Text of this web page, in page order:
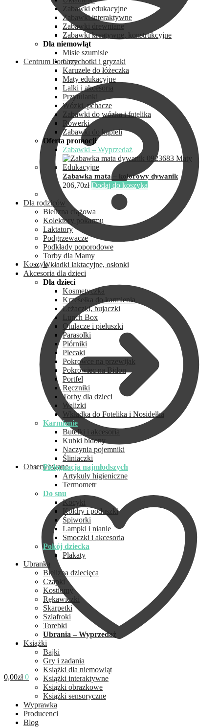
Centrum Pomocy
Koszyk
Obserwowane
0,00zł 0
Zabawki edukacyjne
Zabawki interaktywne
Zabawki drewniane
Zabawki kreatywne, konstrukcyjne
Dla niemowląt
Misie szumisie
Grzechotki i gryzaki
Karuzele do łóżeczka
Maty edukacyjne
Lalki i akcesoria
Przytulanki
Wózki, pchacze
Zabawki do wózka i fotelika
Rowerki
Zabawki do kąpieli
Oferta promocji
Zabawki – Wyprzedaż
Zabawka mata – kolorowy dywanik
206,70zł Dodaj do koszyka
Dla rodziców
Bielizna ciążowa
Kolektory pokarmu
Laktatory
Podgrzewacze
Podkłady poporodowe
Torby dla Mamy
Wkładki laktacyjne, osłonki
Akcesoria dla dzieci
Dla dzieci
Kosmetyczka
Krzesełka do karmienia
Leżaczki, bujaczki
Lunch Box
Otulacze i pieluszki
Parasolki
Piórniki
Plecaki
Pokrowce na przewijak
Pokrowiec na Bidon
Portfel
Ręczniki
Torby dla dzieci
Walizki
Wkładka do Fotelika i Nosidełka
Karmienie
Butelki i akcesoria
Kubki bidony
Naczynia pojemniki
Śliniaczki
Pielęgnacja najmłodszych
Artykuły higieniczne
Termometr
Do snu
Kocyki
Kołdry i poduszki
Śpiworki
Lampki i nianie
Smoczki i akcesoria
Pokój dziecka
Plakaty
Ubranka
Bielizna dziecięca
Czapki
Kostiumy
Rękawiczki
Skarpetki
Szlafroki
Torebki
Ubrania – Wyprzedaż
Książki
Bajki
Gry i zadania
Książki dla niemowląt
Książki interaktywne
Książki obrazkowe
Książki sensoryczne
Wyprawka
Producenci
Blog